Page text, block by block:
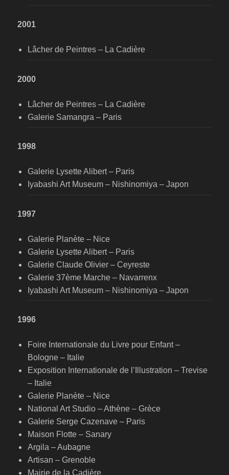
2001
Lâcher de Peintres – La Cadière
2000
Lâcher de Peintres – La Cadière
Galerie Samangra – Paris
1998
Galerie Lysette Alibert – Paris
Iyabashi Art Museum – Nishinomiya – Japon
1997
Galerie Planète – Nice
Galerie Lysette Alibert – Paris
Galerie Claude Olivier – Ceyreste
Galerie 37ème Marche – Navarrenx
Iyabashi Art Museum – Nishinomiya – Japon
1996
Foire Internationale du Livre pour Enfant –
Bologne – Italie
Exposition Internationale de l’Illustration – Trevise
– Italie
Galerie Planète – Nice
National Art Studio – Athène – Grèce
Galerie Serge Cazenave – Paris
Maison Flotte – Sanary
Argila – Aubagne
Artisan – Grenoble
Mairie de la Cadière